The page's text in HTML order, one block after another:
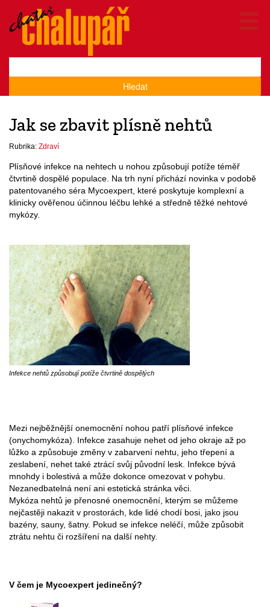
Hledat
Jak se zbavit plísně nehtů
Rubrika: Zdraví
Plísňové infekce na nehtech u nohou způsobují potíže téměř
čtvrtině dospělé populace. Na trh nyní přichází novinka v podobě
patentovaného séra Mycoexpert, které poskytuje komplexní a
klinicky ověřenou účinnou léčbu lehké a středně těžké nehtové
mykózy.
Infekce nehtů způsobují potíže čtvrtině dospělých
Mezi nejběžnější onemocnění nohou patří plísňové infekce
(onychomykóza). Infekce zasahuje nehet od jeho okraje až po
lůžko a způsobuje změny v zabarvení nehtu, jeho třepení a
zeslabení, nehet také ztrácí svůj původní lesk. Infekce bývá
mnohdy i bolestivá a může dokonce omezovat v pohybu.
Nezanedbatelná není ani estetická stránka věci.
Mykóza nehtů je přenosné onemocnění, kterým se můžeme
nejčastěji nakazit v prostorách, kde lidé chodí bosi, jako jsou
bazény, sauny, šatny. Pokud se infekce neléčí, může způsobit
ztrátu nehtu či rozšíření na další nehty.
V čem je Mycoexpert jedinečný?